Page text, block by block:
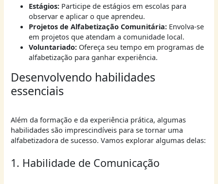
Estágios:Participe de estágios em escolas para
observar e aplicar o que aprendeu.
Projetos de Alfabetização Comunitária:Envolva-se
em projetos que atendam a comunidade local.
Voluntariado:Ofereça seu tempo em programas de
alfabetização para ganhar experiência.
Desenvolvendo habilidades
essenciais
Além da formação e da experiência prática, algumas
habilidades são imprescindíveis para se tornar uma
alfabetizadora de sucesso. Vamos explorar algumas delas:
1. Habilidade de Comunicação